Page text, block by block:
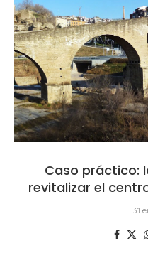
Caso práctico:
revitalizar el
31